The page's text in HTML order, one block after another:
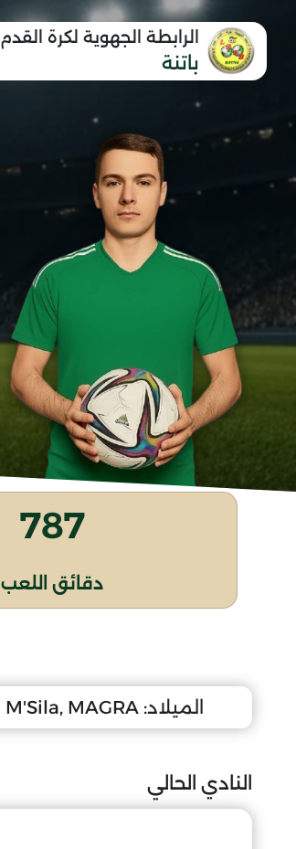
الرابطة الجهوية لكرة القدم
باتنة
787
دقائق اللعب
الميلاد: M'Sila, MAGRA
النادي الحالي